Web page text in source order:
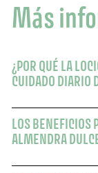
Más
¿POR QUÉ LA
CUIDADO DIARIO
LOS BENEFICIOS
ALMENDRA